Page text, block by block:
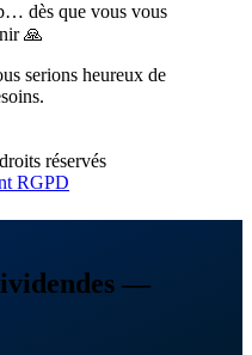
dès que vous vous
🙏
serions heureux de
réservés
RGPD
—